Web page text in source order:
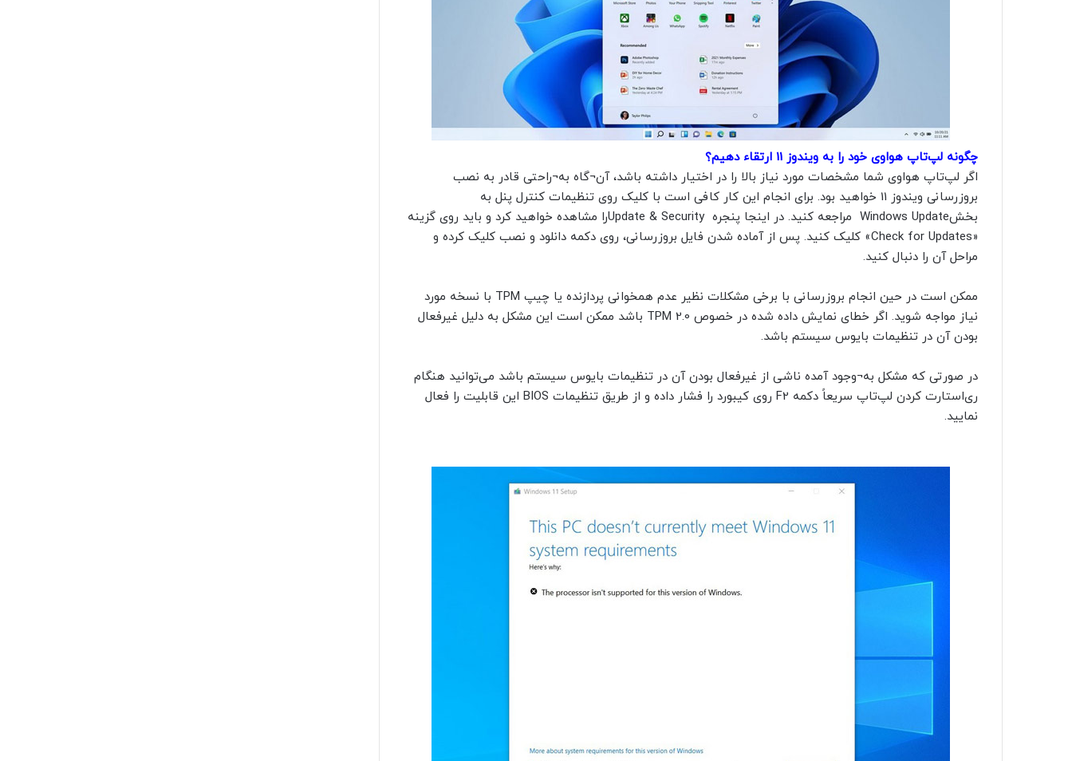
چگونه لپ‌تاپ هواوی خود را به ویندوز 11 ارتقاء دهیم؟
اگر لپ‌تاپ هواوی شما مشخصات مورد نیاز بالا را در اختیار داشته باشد، آن¬گاه به¬راحتی قادر به نصب
بروزرسانی ویندوز 11 خواهید بود. برای انجام این کار کافی است با کلیک روی تنظیمات کنترل پنل به
بخشWindows Update مراجعه کنید. در اینجا پنجره Update & Securityرا مشاهده خواهید کرد و باید روی گزینه
«Check for Updates» کلیک کنید. پس از آماده شدن فایل بروزرسانی، روی دکمه دانلود و نصب کلیک کرده و
مراحل آن را دنبال کنید.
ممکن است در حین انجام بروزرسانی با برخی مشکلات نظیر عدم همخوانی پردازنده یا چیپ TPM با نسخه مورد
نیاز مواجه شوید. اگر خطای نمایش داده شده در خصوص TPM 2.0 باشد ممکن است این مشکل به دلیل غیرفعال
بودن آن در تنظیمات بایوس سیستم باشد.
در صورتی که مشکل به¬وجود آمده ناشی از غیرفعال بودن آن در تنظیمات بایوس سیستم باشد می‌توانید هنگام
ری‌استارت کردن لپ‌تاپ سریعاً دکمه F2 روی کیبورد را فشار داده و از طریق تنظیمات BIOS این قابلیت را فعال
نمایید.